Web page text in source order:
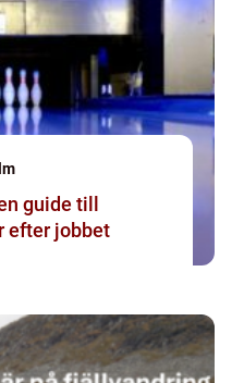
efter jobbet